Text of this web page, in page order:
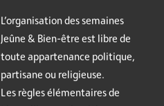
L’organisation des semaines
Jeûne & Bien-être est libre de
toute appartenance politique,
partisane ou religieuse.
Les règles élémentaires de